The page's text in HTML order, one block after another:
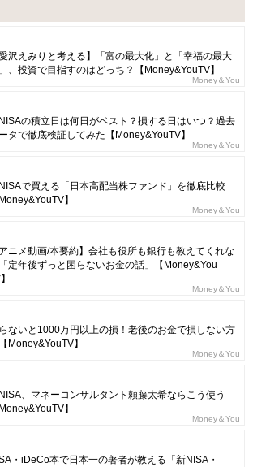
愛沢えみりと考える】「富の最大化」と「幸福の最大
、投資で目指すのはどっち？【Money&YouTV】
Money＆You
の積立日は何日がベスト？損する日はいつ？過去
タで徹底検証してみた【Money&YouTV】
Money＆You
で買える「日本高配当株ファンド」を徹底比較
Money&YouTV】
Money＆You
アニメ動画/本要約】会社も役所も銀行も教えてくれな
定年後ずっと困らないお金の話」【Money&You
Money＆You
ないと1000万円以上の損！老後のお金で損しない方
Money&YouTV】
Money＆You
、マネーコンサルタント頼藤太希ならこう使う
Money&YouTV】
Money＆You
・iDeCo本で日本一の著者が教える「新NISA・